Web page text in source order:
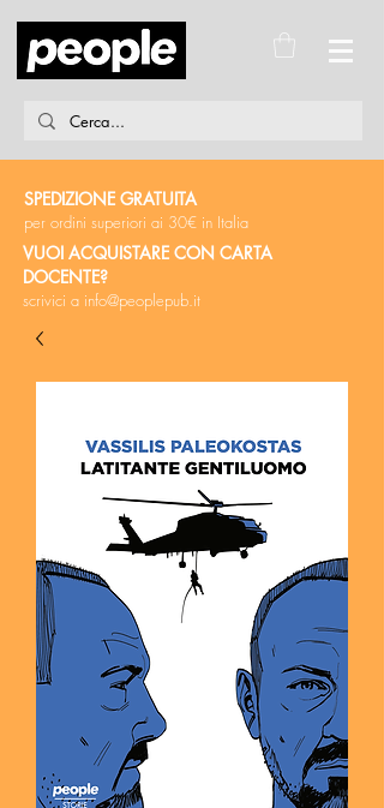
SPEDIZIONE GRATUITA
per ordini superiori ai 30€ in Italia
VUOI ACQUISTARE CON CARTA
DOCENTE?
scrivici a info@peoplepub.it